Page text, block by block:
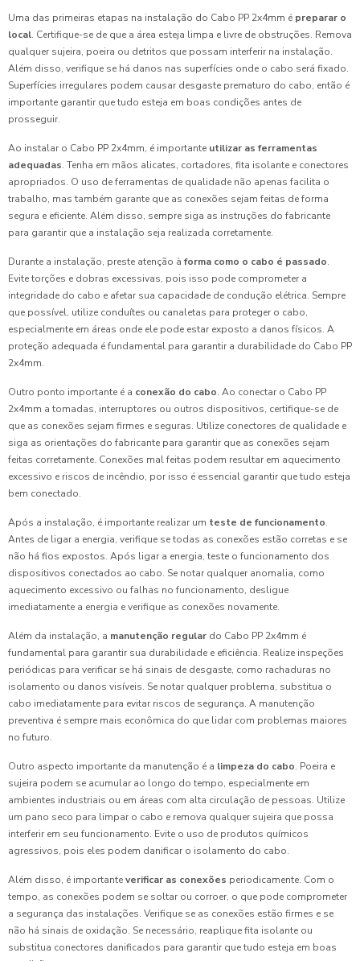
Uma das primeiras etapas na instalação do Cabo PP 2x4mm é preparar o
local. Certifique-se de que a área esteja limpa e livre de obstruções. Remova
qualquer sujeira, poeira ou detritos que possam interferir na instalação.
Além disso, verifique se há danos nas superfícies onde o cabo será fixado.
Superfícies irregulares podem causar desgaste prematuro do cabo, então é
importante garantir que tudo esteja em boas condições antes de
prosseguir.
Ao instalar o Cabo PP 2x4mm, é importante utilizar as ferramentas
adequadas. Tenha em mãos alicates, cortadores, fita isolante e conectores
apropriados. O uso de ferramentas de qualidade não apenas facilita o
trabalho, mas também garante que as conexões sejam feitas de forma
segura e eficiente. Além disso, sempre siga as instruções do fabricante
para garantir que a instalação seja realizada corretamente.
Durante a instalação, preste atenção à forma como o cabo é passado.
Evite torções e dobras excessivas, pois isso pode comprometer a
integridade do cabo e afetar sua capacidade de condução elétrica. Sempre
que possível, utilize conduítes ou canaletas para proteger o cabo,
especialmente em áreas onde ele pode estar exposto a danos físicos. A
proteção adequada é fundamental para garantir a durabilidade do Cabo PP
2x4mm.
Outro ponto importante é a conexão do cabo. Ao conectar o Cabo PP
2x4mm a tomadas, interruptores ou outros dispositivos, certifique-se de
que as conexões sejam firmes e seguras. Utilize conectores de qualidade e
siga as orientações do fabricante para garantir que as conexões sejam
feitas corretamente. Conexões mal feitas podem resultar em aquecimento
excessivo e riscos de incêndio, por isso é essencial garantir que tudo esteja
bem conectado.
Após a instalação, é importante realizar um teste de funcionamento.
Antes de ligar a energia, verifique se todas as conexões estão corretas e se
não há fios expostos. Após ligar a energia, teste o funcionamento dos
dispositivos conectados ao cabo. Se notar qualquer anomalia, como
aquecimento excessivo ou falhas no funcionamento, desligue
imediatamente a energia e verifique as conexões novamente.
Além da instalação, a manutenção regular do Cabo PP 2x4mm é
fundamental para garantir sua durabilidade e eficiência. Realize inspeções
periódicas para verificar se há sinais de desgaste, como rachaduras no
isolamento ou danos visíveis. Se notar qualquer problema, substitua o
cabo imediatamente para evitar riscos de segurança. A manutenção
preventiva é sempre mais econômica do que lidar com problemas maiores
no futuro.
Outro aspecto importante da manutenção é a limpeza do cabo. Poeira e
sujeira podem se acumular ao longo do tempo, especialmente em
ambientes industriais ou em áreas com alta circulação de pessoas. Utilize
um pano seco para limpar o cabo e remova qualquer sujeira que possa
interferir em seu funcionamento. Evite o uso de produtos químicos
agressivos, pois eles podem danificar o isolamento do cabo.
Além disso, é importanteverificar as conexões periodicamente. Com o
tempo, as conexões podem se soltar ou corroer, o que pode comprometer
a segurança das instalações. Verifique se as conexões estão firmes e se
não há sinais de oxidação. Se necessário, reaplique fita isolante ou
substitua conectores danificados para garantir que tudo esteja em boas